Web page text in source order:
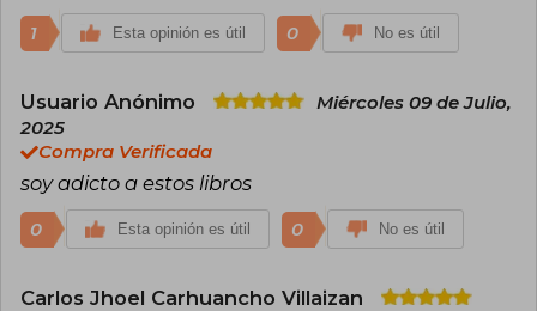
1 Esta opinión es útil 0 No es útil
Usuario Anónimo
Miércoles 09 de Julio,
2025
Compra Verificada
soy adicto a estos libros
0 Esta opinión es útil 0 No es útil
Carlos Jhoel Carhuancho Villaizan